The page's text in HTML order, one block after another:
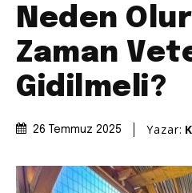
Neden
Zaman
Gidilmeli?
26 Temmuz 2025 Yazar: